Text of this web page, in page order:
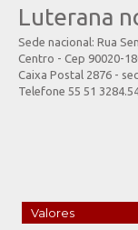
Luterana
Sede nacional: Rua
Centro - Cep 90020-
Caixa Postal 2876 -
Telefone 55 51
Valores